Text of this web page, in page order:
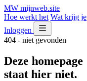
MW mijnweb.site
Hoe werkt het Wat krijg je
Inloggen
404 - niet gevonden
Deze homepage
staat hier niet.